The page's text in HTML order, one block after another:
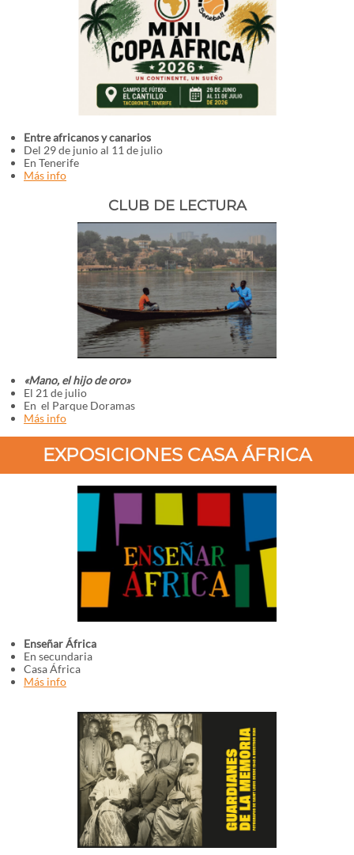
Entre africanos y canarios
Del 29 de junio al 11 de julio
En Tenerife
Más info
CLUB DE LECTURA
«Mano, el hijo de oro»
El 21 de julio
En el Parque Doramas
Más info
EXPOSICIONES CASA ÁFRICA
Enseñar África
En secundaria
Casa África
Más info